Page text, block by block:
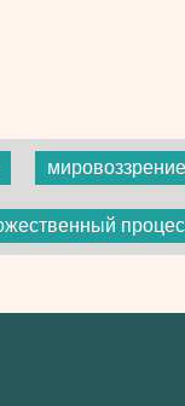
мировоззрение